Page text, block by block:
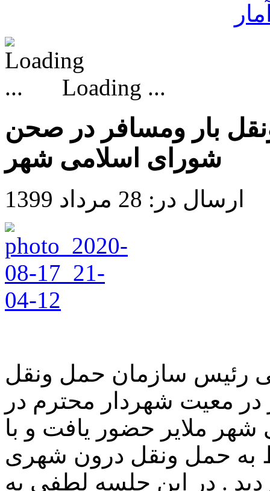
Loading ...
بار ومسافر در صحن
شورای اسلامی شهر
ارسال در: 28 مرداد 1399
مورخ 99/05/25 لطفی رئیس سازمان حمل ونقل
در معیت شهردار محترم در
ملایر حضور یافت و با
به حمل ونقل درون شهری
. در این جلسه لطفی به